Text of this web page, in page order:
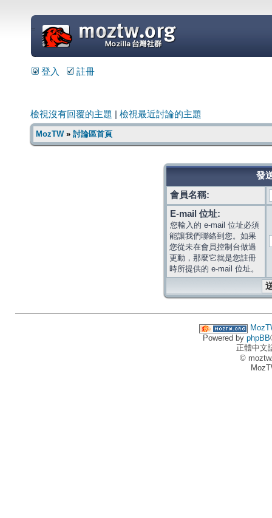
=
登入 註冊
檢視沒有回覆的主題 檢視最近討論的主題
MozTW» 討論區首頁
發
會員名稱:
E-mail 位址:
您輸入的 e-mail 位址必須
能讓我們聯絡到您。如果
您從未在會員控制台做過
更動，那麼它就是您註冊
時所提供的 e-mail 位址。
Powered by phpBB
正體中文
©